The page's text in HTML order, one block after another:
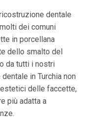
dentale
dei comuni
in porcellana
dello smalto del
da tutti i nostri
in Turchia non
delle faccette,
più adatta a